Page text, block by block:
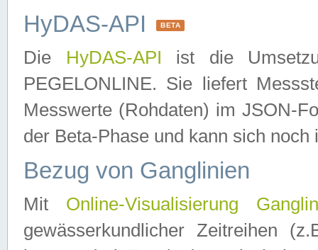
HyDAS-API BETA
Die HyDAS-API ist die
PEGELONLINE. Sie liefert
Messwerte (Rohdaten) im JSON-
der Beta-Phase und kann sich noch
Bezug von Ganglinien
Mit Online-Visualisierung
gewässerkundlicher Zeitreihen